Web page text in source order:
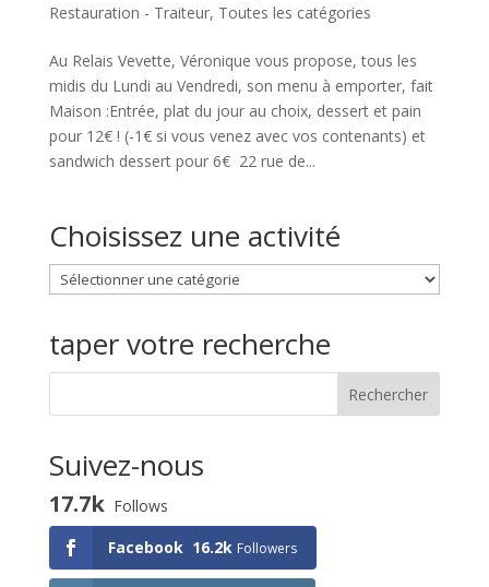
Restauration - Traiteur, Toutes les catégories
Au Relais Vevette, Véronique vous propose, tous les
midis du Lundi au Vendredi, son menu à emporter, fait
Maison :Entrée, plat du jour au choix, dessert et pain
pour 12€ ! (-1€ si vous venez avec vos contenants) et
sandwich dessert pour 6€ 22 rue de...
Choisissez une activité
Choisissez
une
taper votre recherche
Suivez-nous
17.7k Follows
Facebook 16.2k Followers